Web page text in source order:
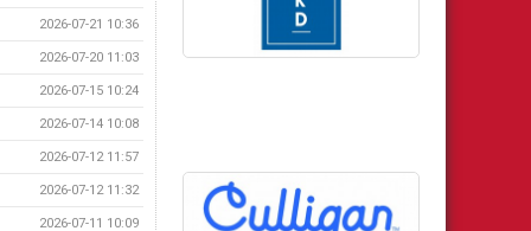
2026-07-21 10:36
2026-07-20 11:03
2026-07-15 10:24
2026-07-14 10:08
2026-07-12 11:57
2026-07-12 11:32
2026-07-11 10:09